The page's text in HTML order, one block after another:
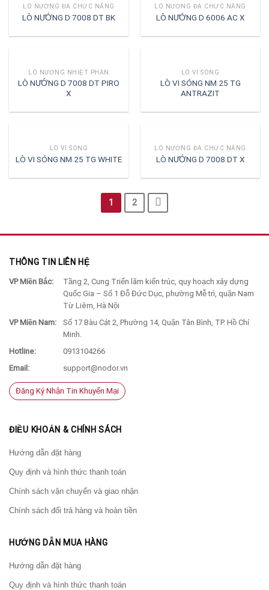
LÒ NƯỚNG ĐA CHỨC NĂNG
LÒ NƯỚNG D 7008 DT BK
LÒ NƯỚNG ĐA CHỨC NĂNG
LÒ NƯỚNG D 6006 AC X
LÒ NƯỚNG NHIỆT PHÂN
LÒ NƯỚNG D 7008 DT PIRO
X
LÒ VI SÓNG
LÒ VI SÓNG NM 25 TG
ANTRAZIT
LÒ VI SÓNG
LÒ VI SÓNG NM 25 TG WHITE
LÒ NƯỚNG ĐA CHỨC NĂNG
LÒ NƯỚNG D 7008 DT X
1 2
THÔNG TIN LIÊN HỆ
VP Miền Bắc:
Tầng 2, Cung Triển lãm kiến trúc, quy hoạch xây dựng
Quốc Gia – Số 1 Đỗ Đức Dục, phường Mễ trì, quận Nam
Từ Liêm, Hà Nội
VP Miền Nam:
Số 17 Bàu Cát 2, Phường 14, Quận Tân Bình, TP. Hồ Chí
Minh.
Hotline:
0913104266
Email:
support@nodor.vn
Đăng Ký Nhận Tin Khuyến Mại
ĐIỀU KHOẢN & CHÍNH SÁCH
Hướng dẫn đặt hàng
Quy định và hình thức thanh toán
Chính sách vận chuyển và giao nhận
Chính sách đổi trả hàng và hoàn tiền
HƯỚNG DẪN MUA HÀNG
Hướng dẫn đặt hàng
Quy định và hình thức thanh toán